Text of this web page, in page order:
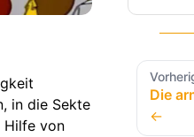
in die Sekte
Hilfe von
Die
←